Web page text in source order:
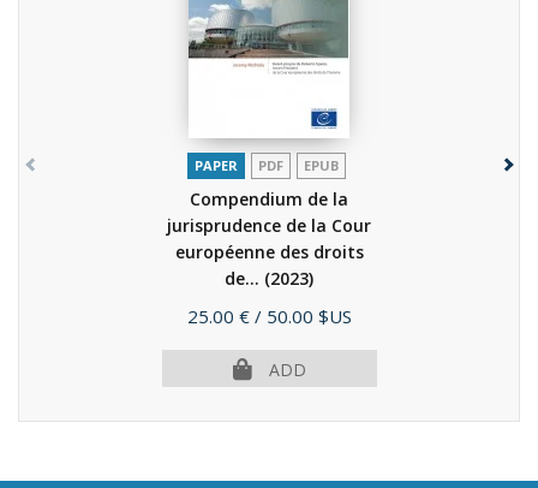
PAPER PDF EPUB
Compendium de la
jurisprudence de la Cour
européenne des droits
de... (2023)
Price
25.00 € / 50.00 $US
ADD